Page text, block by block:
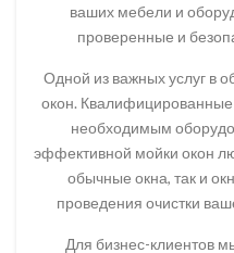
ваших мебели и
проверенные и
Одной из важных услуг в
окон.
необходимым
эффективной мойки окон
обычные окна, так и
проведения очистки
Для бизнес-клиентов